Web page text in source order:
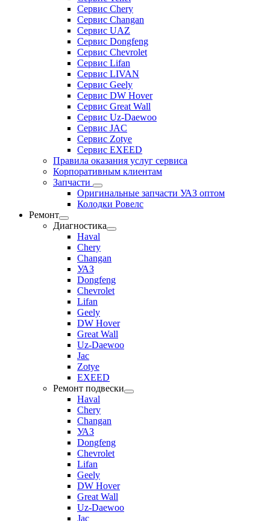
Сервис Chery
Сервис Changan
Сервис UAZ
Сервис Dongfeng
Сервис Chevrolet
Сервис Lifan
Сервис LIVAN
Сервис Geely
Сервис DW Hover
Сервис Great Wall
Сервис Uz-Daewoo
Сервис JAC
Сервис Zotye
Сервис EXEED
Правила оказания услуг сервиса
Корпоративным клиентам
Запчасти
Оригинальные запчасти УАЗ оптом
Колодки Ровелс
Ремонт
Диагностика
Haval
Chery
Changan
УАЗ
Dongfeng
Chevrolet
Lifan
Geely
DW Hover
Great Wall
Uz-Daewoo
Jac
Zotye
EXEED
Ремонт подвески
Haval
Chery
Changan
УАЗ
Dongfeng
Chevrolet
Lifan
Geely
DW Hover
Great Wall
Uz-Daewoo
Jac